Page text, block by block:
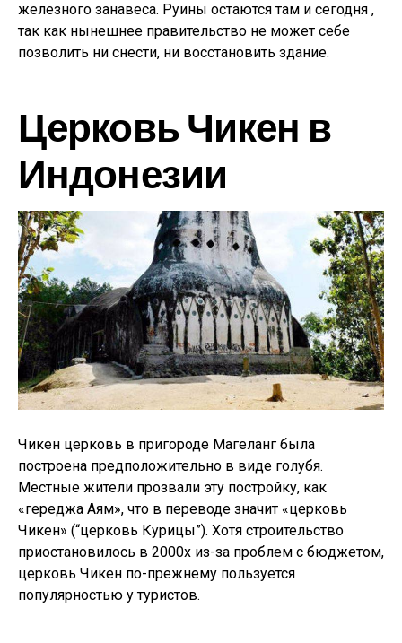
железного занавеса. Руины остаются там и сегодня ,
так как нынешнее правительство не может себе
позволить ни снести, ни восстановить здание.
Церковь Чикен в
Индонезии
Чикен церковь в пригороде Магеланг была
построена предположительно в виде голубя.
Местные жители прозвали эту постройку, как
«гереджа Аям», что в переводе значит «церковь
Чикен» (“церковь Курицы”). Хотя строительство
приостановилось в 2000х из-за проблем с бюджетом,
церковь Чикен по-прежнему пользуется
популярностью у туристов.